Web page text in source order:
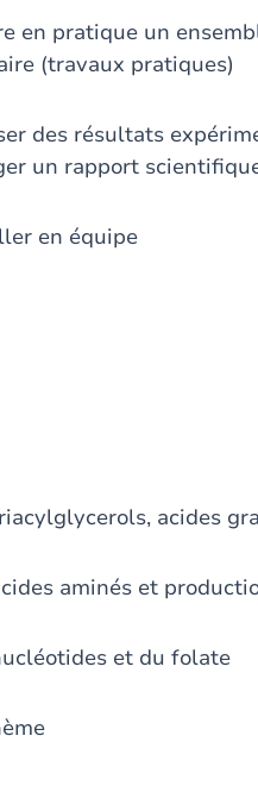
en pratique un
(travaux pratiques)
des résultats
un rapport
en équipe
acides
aminés et
et du folate